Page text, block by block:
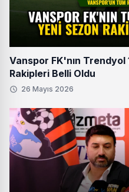
Vanspor FK'nın Trendyol
Rakipleri Belli Oldu
26 Mayıs 2026